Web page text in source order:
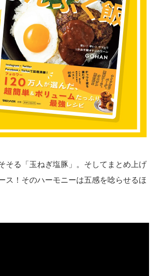
そる「玉ねぎ塩豚」。そしてまとめ上げ
ス！そのハーモニーは五感を唸らせるほ